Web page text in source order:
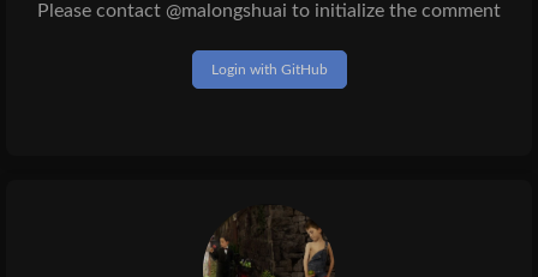
Please contact @malongshuai to initialize the comment
Login with GitHub